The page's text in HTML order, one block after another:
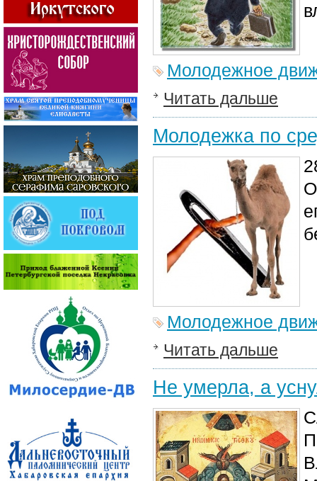
Молодежное
Читать дальше
Молодежка по
Молодежное
Читать дальше
Не умерла, а